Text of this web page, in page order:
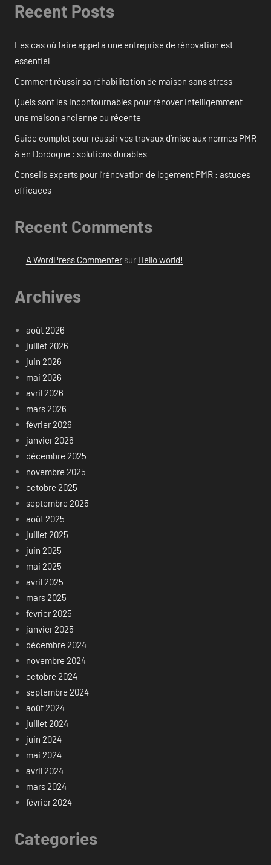
Recent Posts
Les cas où faire appel à une entreprise de rénovation est
essentiel
Comment réussir sa réhabilitation de maison sans stress
Quels sont les incontournables pour rénover intelligemment
une maison ancienne ou récente
Guide complet pour réussir vos travaux d’mise aux normes PMR
à en Dordogne : solutions durables
Conseils experts pour l’rénovation de logement PMR : astuces
efficaces
Recent Comments
A WordPress Commentersur Hello world!
Archives
août 2026
juillet 2026
juin 2026
mai 2026
avril 2026
mars 2026
février 2026
janvier 2026
décembre 2025
novembre 2025
octobre 2025
septembre 2025
août 2025
juillet 2025
juin 2025
mai 2025
avril 2025
mars 2025
février 2025
janvier 2025
décembre 2024
novembre 2024
octobre 2024
septembre 2024
août 2024
juillet 2024
juin 2024
mai 2024
avril 2024
mars 2024
février 2024
Categories